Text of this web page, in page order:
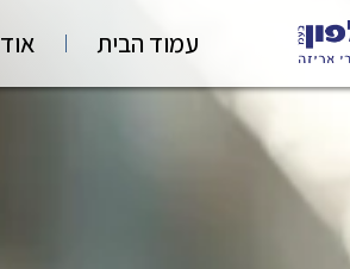
עמוד הבית